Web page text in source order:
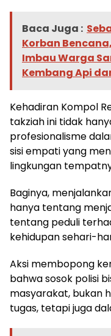
Baca Juga :
Korban
Imbau Warga
Kembang Api
Kehadiran Kompol
takziah ini tidak
profesionalisme
sisi empati yang
lingkungan
Baginya,
hanya tentang
tentang peduli
kehidupan sehari-
Aksi membopong
bahwa sosok polisi
masyarakat, bukan
tugas, tetapi juga